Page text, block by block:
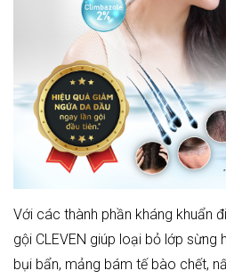
Với các thành phần kháng khuẩn
gội CLEVEN giúp loại bỏ lớp sừng
bụi bẩn, mảng bám tế bào chết,